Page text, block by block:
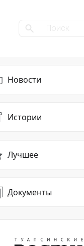
Новости
Истории
Лучшее
Документы